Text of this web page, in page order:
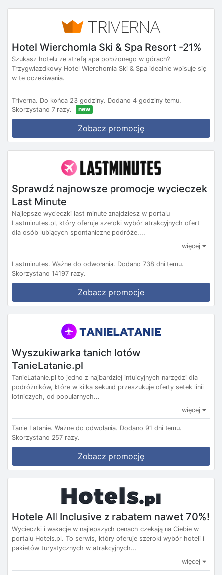
Hotel Wierchomla Ski & Spa Resort -21%
Szukasz hotelu ze strefą spa położonego w górach?
Trzygwiazdkowy Hotel Wierchomla Ski & Spa idealnie wpisuje się
w te oczekiwania.
Triverna. Do końca 23 godziny. Dodano 4 godziny temu.
Skorzystano 7 razy.
new
Zobacz promocję
Sprawdź najnowsze promocje wycieczek
Last Minute
Najlepsze wycieczki last minute znajdziesz w portalu
Lastminutes.pl, który oferuje szeroki wybór atrakcyjnych ofert
dla osób lubiących spontaniczne podróże....
więcej
Lastminutes. Ważne do odwołania. Dodano 738 dni temu.
Skorzystano 14197 razy.
Zobacz promocje
Wyszukiwarka tanich lotów
TanieLatanie.pl
TanieLatanie.pl to jedno z najbardziej intuicyjnych narzędzi dla
podróżników, które w kilka sekund przeszukuje oferty setek linii
lotniczych, od popularnych...
więcej
Tanie Latanie. Ważne do odwołania. Dodano 91 dni temu.
Skorzystano 257 razy.
Zobacz promocję
Hotele All Inclusive z rabatem nawet 70%!
Wycieczki i wakacje w najlepszych cenach czekają na Ciebie w
portalu Hotels.pl. To serwis, który oferuje szeroki wybór hoteli i
pakietów turystycznych w atrakcyjnych...
więcej